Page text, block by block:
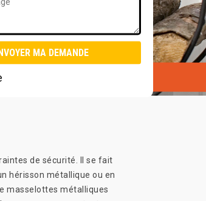
de sécurité. Il se fait
hérisson métallique ou en
masselottes métalliques